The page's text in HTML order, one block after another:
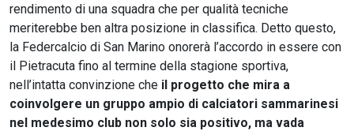
rendimento di una squadra che per qualità tecniche
meriterebbe ben altra posizione in classifica. Detto questo,
la Federcalcio di San Marino onorerà l’accordo in essere con
il Pietracuta fino al termine della stagione sportiva,
nell’intatta convinzione che il progetto che mira a
coinvolgere un gruppo ampio di calciatori sammarinesi
nel medesimo club non solo sia positivo, ma vada